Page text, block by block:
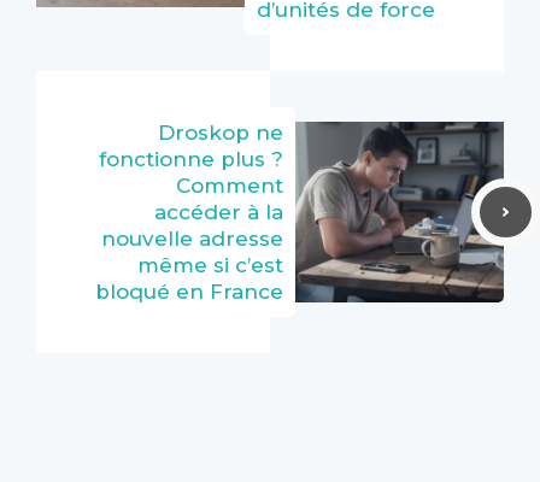
d’unités de force
Droskop ne
fonctionne plus ?
Comment
accéder à la
nouvelle adresse
même si c’est
bloqué en France